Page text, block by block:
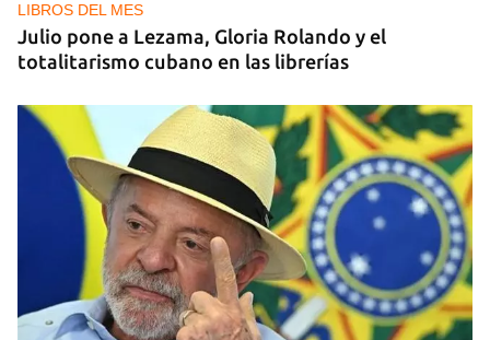
LIBROS DEL MES
Julio pone a Lezama, Gloria Rolando y el
totalitarismo cubano en las librerías